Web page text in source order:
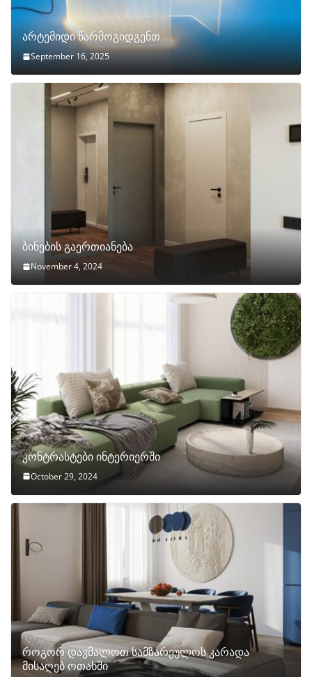
არტემიდი წარმოგიდგენთ
September 16, 2025
ბინების გაერთიანება
November 4, 2024
კონტრასტები ინტერიერში
October 29, 2024
როგორ დავმალოთ სამზარეულოს კარადა
მისაღებ ოთახში